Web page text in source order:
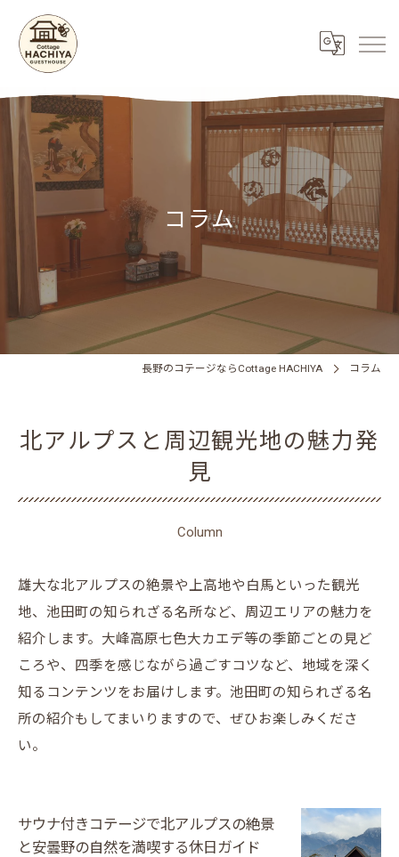
コラム
長野のコテージならCottage HACHIYA コラム
北アルプスと周辺観光地の魅力発
見
Column
雄大な北アルプスの絶景や上高地や白馬といった観光
地、池田町の知られざる名所など、周辺エリアの魅力を
紹介します。大峰高原七色大カエデ等の季節ごとの見ど
ころや、四季を感じながら過ごすコツなど、地域を深く
知るコンテンツをお届けします。池田町の知られざる名
所の紹介もしてまいりますので、ぜひお楽しみくださ
い。
サウナ付きコテージで北アルプスの絶景
と安曇野の自然を満喫する休日ガイド